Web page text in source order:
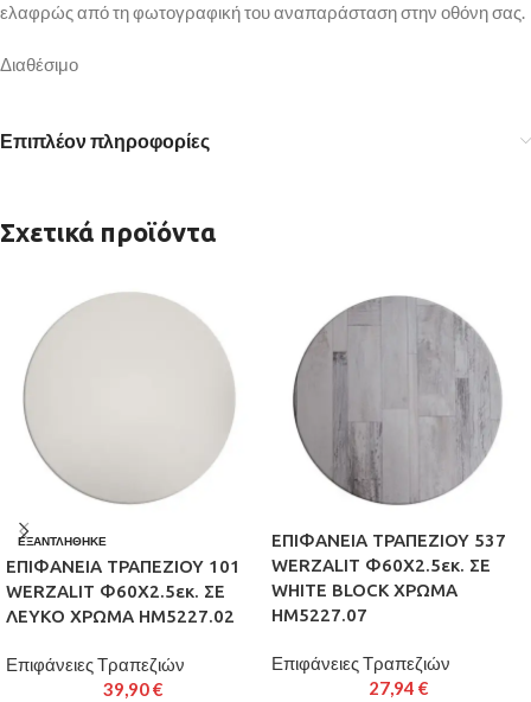
ελαφρώς από τη φωτογραφική του αναπαράσταση στην οθόνη σας.
Διαθέσιμο
Επιπλέον πληροφορίες
Σχετικά προϊόντα
ΕΞΑΝΤΛΉΘΗΚΕ
ΕΠΙΦΑΝΕΙΑ ΤΡΑΠΕΖΙΟΥ 101
WERZALIT Φ60Χ2.5εκ. ΣΕ
ΛΕΥΚΟ ΧΡΩΜΑ HM5227.02
Επιφάνειες Τραπεζιών
39,90€
ΕΠΙΦΑΝΕΙΑ ΤΡΑΠΕΖΙΟΥ 537
WERZALIT Φ60Χ2.5εκ. ΣΕ
WHITE BLOCK ΧΡΩΜΑ
HM5227.07
Επιφάνειες Τραπεζιών
27,94 €